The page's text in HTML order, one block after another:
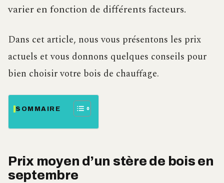
varier en fonction de différents facteurs.
Dans cet article, nous vous présentons les prix
actuels et vous donnons quelques conseils pour
bien choisir votre bois de chauffage.
SOMMAIRE
Prix moyen d’un stère de bois en
septembre